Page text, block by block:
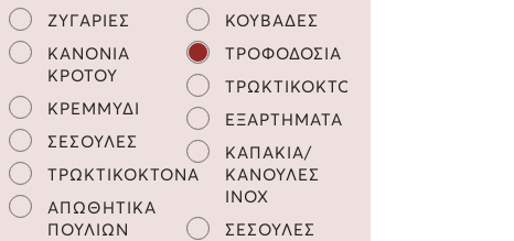
ΖΥΓΑΡΙΕΣ
ΚΑΝΟΝΙΑ
ΚΡΟΤΟΥ
ΚΡΕΜΜΥΔΙ
ΣΕΣΟΥΛΕΣ
ΤΡΩΚΤΙΚΟΚΤΟΝΑ
ΑΠΩΘΗΤΙΚΑ
ΠΟΥΛΙΩΝ
ΚΟΥΒΑΔΕΣ
ΤΡΟΦΟΔΟΣΙΑ
ΤΡΩΚΤΙΚΟΚΤΟΝΑ
ΕΞΑΡΤΗΜΑΤΑ
ΚΑΠΑΚΙΑ/
ΚΑΝΟΥΛΕΣ
INOX
ΣΕΣΟΥΛΕΣ